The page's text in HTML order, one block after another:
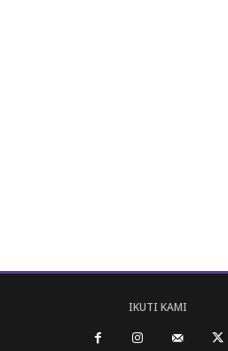
IKUTI KAMI